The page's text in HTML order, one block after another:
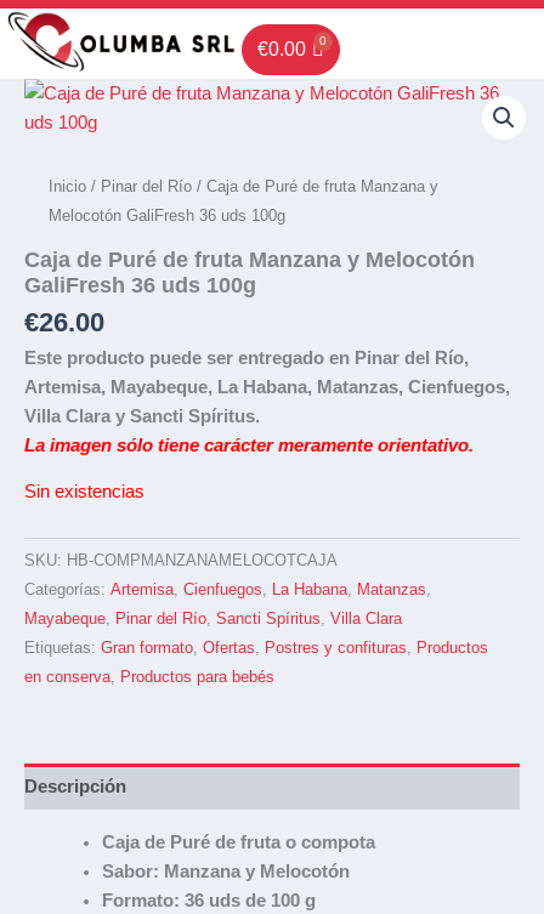
Ir
contenido
€0.00
Inicio / Pinar del Río / Caja de Puré de fruta Manzana y
Melocotón GaliFresh 36 uds 100g
Caja de Puré de fruta Manzana y Melocotón
GaliFresh 36 uds 100g
€26.00
Este producto puede ser entregado en Pinar del Río,
Artemisa, Mayabeque, La Habana, Matanzas, Cienfuegos,
Villa Clara y Sancti Spíritus.
La imagen sólo tiene carácter meramente orientativo.
Sin existencias
SKU: HB-COMPMANZANAMELOCOTCAJA
Categorías: Artemisa, Cienfuegos, La Habana, Matanzas,
Mayabeque, Pinar del Río, Sancti Spíritus, Villa Clara
Etiquetas: Gran formato, Ofertas, Postres y confituras, Productos
en conserva, Productos para bebés
Descripción
Caja de Puré de fruta o compota
Sabor: Manzana y Melocotón
Formato: 36 uds de 100 g